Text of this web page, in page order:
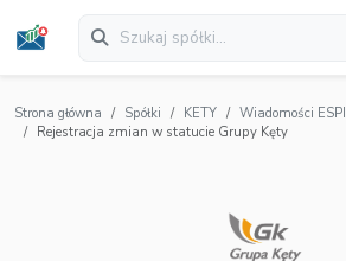
Strona główna Spółki KETY
Wiadomości ESPI
Rejestracja zmian w statucie Grupy Kęty